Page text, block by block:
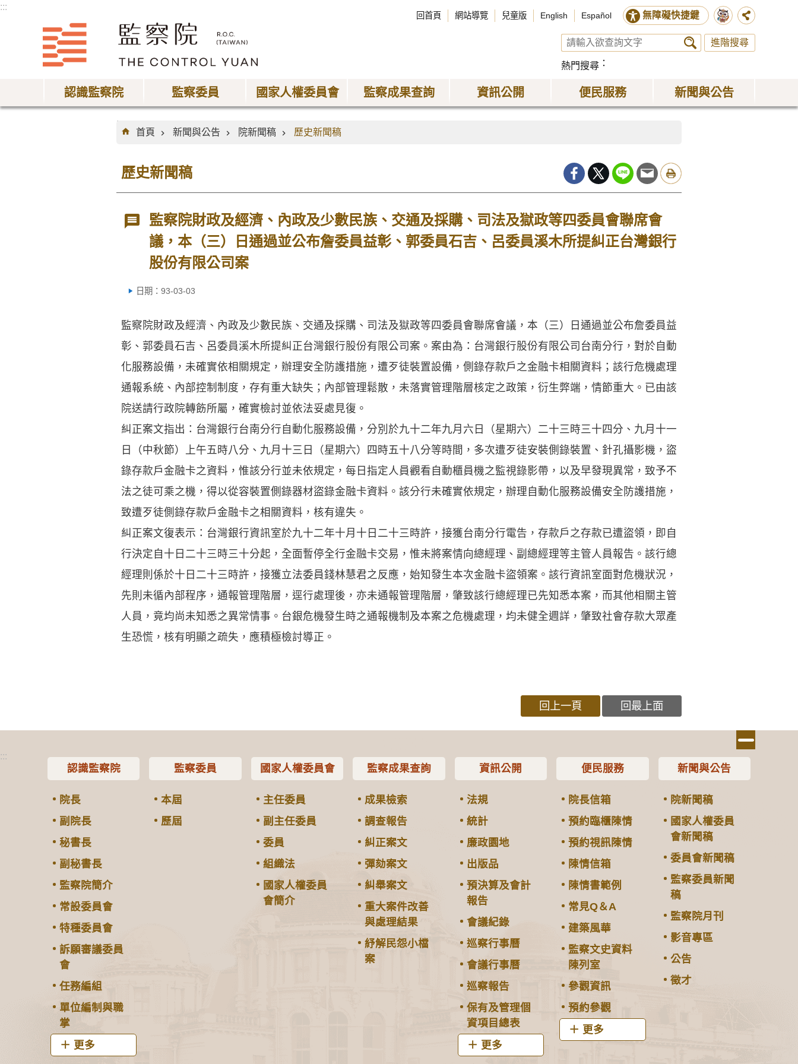
:::
回首頁 網站導覽 兒童版 English Español 無障礙快捷鍵
進階搜尋
熱門搜尋
認識監察院 監察委員 國家人權委員會 監察成果查詢 資訊公開 便民服務 新聞與公告
:::
首頁
新聞與公告 院新聞稿 歷史新聞稿
歷史新聞稿
監察院財政及經濟、內政及少數民族、交通及採購、司法及獄政等四委員會聯席會
議，本（三）日通過並公布詹委員益彰、郭委員石吉、呂委員溪木所提糾正台灣銀行
股份有限公司案
日期：93-03-03
監察院財政及經濟、內政及少數民族、交通及採購、司法及獄政等四委員會聯席會議，本（三）日通過並公布詹委員益
彰、郭委員石吉、呂委員溪木所提糾正台灣銀行股份有限公司案。案由為：台灣銀行股份有限公司台南分行，對於自動
化服務設備，未確實依相關規定，辦理安全防護措施，遭歹徒裝置設備，側錄存款戶之金融卡相關資料；該行危機處理
通報系統、內部控制制度，存有重大缺失；內部管理鬆散，未落實管理階層核定之政策，衍生弊端，情節重大。已由該
院送請行政院轉飭所屬，確實檢討並依法妥處見復。
糾正案文指出：台灣銀行台南分行自動化服務設備，分別於九十二年九月六日（星期六）二十三時三十四分、九月十一
日（中秋節）上午五時八分、九月十三日（星期六）四時五十八分等時間，多次遭歹徒安裝側錄裝置、針孔攝影機，盜
錄存款戶金融卡之資料，惟該分行並未依規定，每日指定人員觀看自動櫃員機之監視錄影帶，以及早發現異常，致予不
法之徒可乘之機，得以從容裝置側錄器材盜錄金融卡資料。該分行未確實依規定，辦理自動化服務設備安全防護措施，
致遭歹徒側錄存款戶金融卡之相關資料，核有違失。
糾正案文復表示：台灣銀行資訊室於九十二年十月十日二十三時許，接獲台南分行電告，存款戶之存款已遭盜領，即自
行決定自十日二十三時三十分起，全面暫停全行金融卡交易，惟未將案情向總經理、副總經理等主管人員報告。該行總
經理則係於十日二十三時許，接獲立法委員錢林慧君之反應，始知發生本次金融卡盜領案。該行資訊室面對危機狀況，
先則未循內部程序，通報管理階層，逕行處理後，亦未通報管理階層，肇致該行總經理已先知悉本案，而其他相關主管
人員，竟均尚未知悉之異常情事。台銀危機發生時之通報機制及本案之危機處理，均未健全週詳，肇致社會存款大眾產
生恐慌，核有明顯之疏失，應積極檢討導正。
回上一頁 回最上面
:::
認識監察院
院長
副院長
秘書長
副秘書長
監察院簡介
常設委員會
特種委員會
訴願審議委員
會
任務編組
單位編制與職
掌
更多
監察委員
本屆
歷屆
國家人權委員會
主任委員
副主任委員
委員
組織法
國家人權委員
會簡介
監察成果查詢
成果檢索
調查報告
糾正案文
彈劾案文
糾舉案文
重大案件改善
與處理結果
紓解民怨小檔
案
資訊公開
法規
統計
廉政園地
出版品
預決算及會計
報告
會議紀錄
巡察行事曆
會議行事曆
巡察報告
保有及管理個
資項目總表
更多
便民服務
院長信箱
預約臨櫃陳情
預約視訊陳情
陳情信箱
陳情書範例
常見Q＆A
建築風華
監察文史資料
陳列室
參觀資訊
預約參觀
更多
新聞與公告
院新聞稿
國家人權委員
會新聞稿
委員會新聞稿
監察委員新聞
稿
監察院月刊
影音專區
公告
徵才